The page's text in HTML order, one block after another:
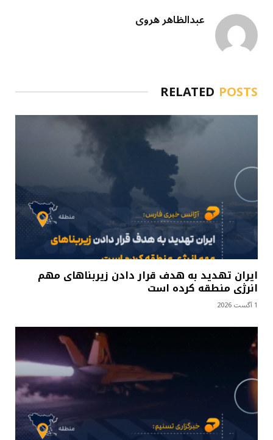
عبدالظاهر هروی
RELATED POSTS
ایران تهدید به هدف قرار دادن زیربناهای مهم
انرژی منطقه کرده است
1 آگست 2026